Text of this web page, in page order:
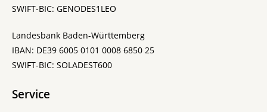
SWIFT-BIC: GENODES1LEO
Landesbank Baden-Württemberg
IBAN: DE39 6005 0101 0008 6850 25
SWIFT-BIC: SOLADEST600
Service